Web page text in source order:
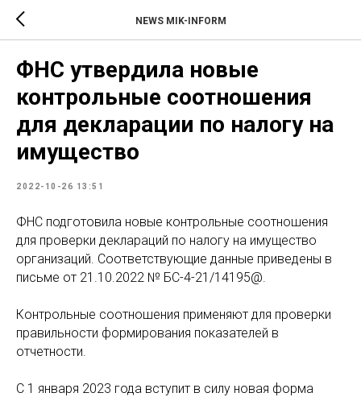
NEWS MIK-INFORM
ФНС утвердила новые
контрольные соотношения
для декларации по налогу на
имущество
2022-10-26 13:51
ФНС подготовила новые контрольные соотношения
для проверки деклараций по налогу на имущество
организаций. Соответствующие данные приведены в
письме от 21.10.2022 № БС-4-21/14195@.
Контрольные соотношения применяют для проверки
правильности формирования показателей в
отчетности.
С 1 января 2023 года вступит в силу новая форма